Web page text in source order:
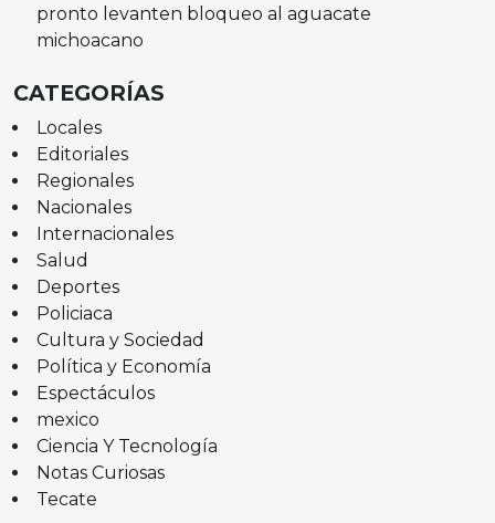
pronto levanten bloqueo al aguacate
michoacano
CATEGORÍAS
Locales
Editoriales
Regionales
Nacionales
Internacionales
Salud
Deportes
Policiaca
Cultura y Sociedad
Política y Economía
Espectáculos
mexico
Ciencia Y Tecnología
Notas Curiosas
Tecate